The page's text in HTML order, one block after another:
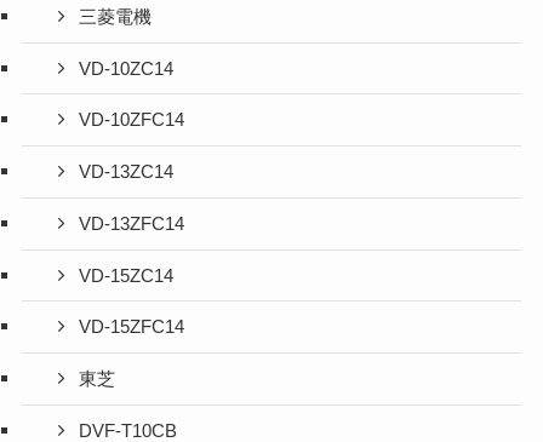
三菱電機
VD-10ZC14
VD-10ZFC14
VD-13ZC14
VD-13ZFC14
VD-15ZC14
VD-15ZFC14
東芝
DVF-T10CB